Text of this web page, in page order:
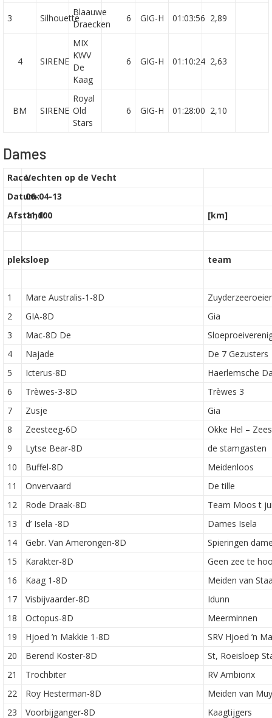
3 Silhouette
Blaauwe
Draecken
6 GIG-H 01:03:56 2,89
4 SIRENE
MIX
KWV
De
Kaag
6 GIG-H 01:10:24 2,63
BM SIRENE
Royal
Old
Stars
6 GIG-H 01:28:00 2,10
Dames
Race:Vechten op de Vecht
Datum:06-04-13
Afstand:
11,100 [km]
pleksloep team
1 Mare Australis-1-8D
2
GIA-8D
Gia
3
Mac-8D De
4
Najade
De 7 Gezusters
5
Icterus-8D
Haerlemsche
6
Trèwes-3-8D
Trèwes 3
7
Zusje
Gia
8
Zeesteeg-6D
Okke Hel –
9
Lytse Bear-8D
de stamgasten
10
Buffel-8D
Meidenloos
11
Onvervaard
De tille
12
Rode Draak-8D
Team Moos t
13
d’ Isela -8D
Dames Isela
14
Gebr. Van Amerongen-8D
Spieringen
15
Karakter-8D
Geen zee te
16
Kaag 1-8D
Meiden van
17
Visbijvaarder-8D
Idunn
18
Octopus-8D
Meerminnen
19
Hjoed ’n Makkie 1-8D
SRV Hjoed ’n
20
Berend Koster-8D
St, Roeisloep
21
Trochbiter
RV Ambiorix
22
Roy Hesterman-8D
Meiden van
23
Voorbijganger-8D Kaagtijgers